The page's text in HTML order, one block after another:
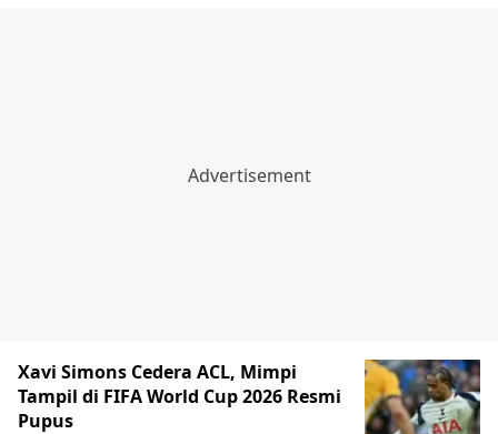
Xavi Simons Cedera ACL, Mimpi
Tampil di FIFA World Cup 2026 Resmi
Pupus